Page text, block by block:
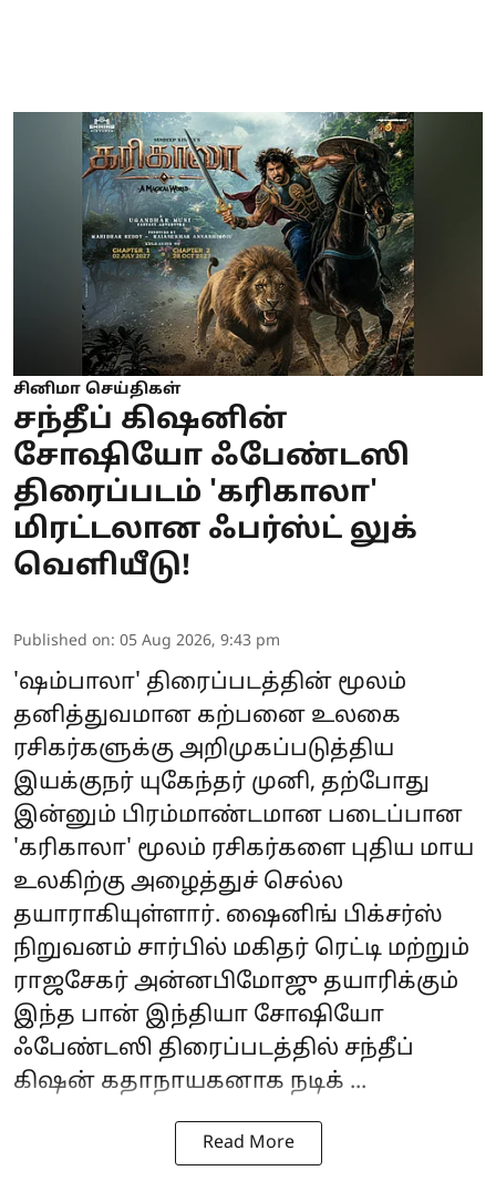
சினிமா செய்திகள்
சந்தீப் கிஷனின்
சோஷியோ ஃபேண்டஸி
திரைப்படம் 'கரிகாலா'
மிரட்டலான ஃபர்ஸ்ட் லுக்
வெளியீடு!
Published on: 05 Aug 2026, 9:43 pm
'ஷம்பாலா' திரைப்படத்தின் மூலம்
தனித்துவமான கற்பனை உலகை
ரசிகர்களுக்கு அறிமுகப்படுத்திய
இயக்குநர் யுகேந்தர் முனி, தற்போது
இன்னும் பிரம்மாண்டமான படைப்பான
'கரிகாலா' மூலம் ரசிகர்களை புதிய மாய
உலகிற்கு அழைத்துச் செல்ல
தயாராகியுள்ளார். ஷைனிங் பிக்சர்ஸ்
நிறுவனம் சார்பில் மகிதர் ரெட்டி மற்றும்
ராஜசேகர் அன்னபிமோஜு தயாரிக்கும்
இந்த பான் இந்தியா சோஷியோ
ஃபேண்டஸி திரைப்படத்தில் சந்தீப்
கிஷன் கதாநாயகனாக நடிக் ...
Read More